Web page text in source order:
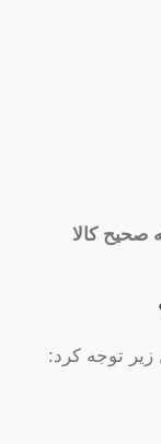
صحیح کالا
توجه کرد: